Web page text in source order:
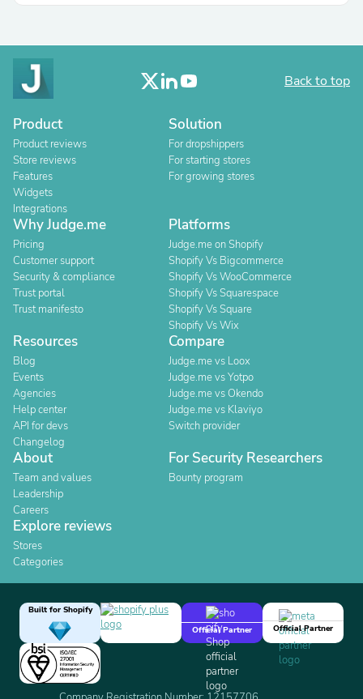
Back to top
Product
Product reviews
Store reviews
Features
Widgets
Integrations
Solution
For dropshippers
For starting stores
For growing stores
Why Judge.me
Pricing
Customer support
Security & compliance
Trust portal
Trust manifesto
Platforms
Judge.me on Shopify
Shopify Vs Bigcommerce
Shopify Vs WooCommerce
Shopify Vs Squarespace
Shopify Vs Square
Shopify Vs Wix
Resources
Blog
Events
Agencies
Help center
API for devs
Changelog
Compare
Judge.me vs Loox
Judge.me vs Yotpo
Judge.me vs Okendo
Judge.me vs Klaviyo
Switch provider
About
Team and values
Leadership
Careers
For Security Researchers
Bounty program
Explore reviews
Stores
Categories
Built for Shopify
Official Partner
Official Partner